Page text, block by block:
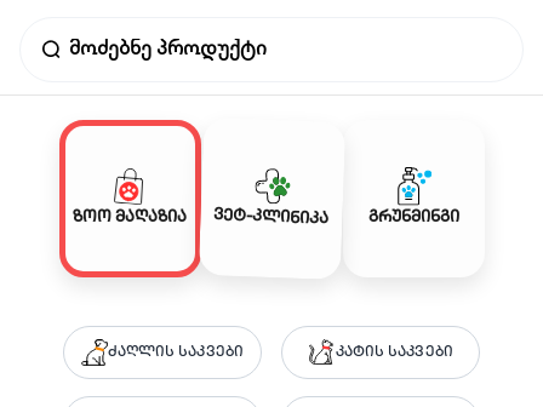
ზოო მაღაზია ვეტ-კლინიკა გრუნმინგი
ძაღლის საკვები კატის საკვები